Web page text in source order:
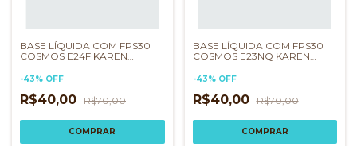
BASE LÍQUIDA COM FPS30
COSMOS E24F KAREN
-43% OFF
R$40,00 R$70,00
BASE LÍQUIDA COM FPS30
COSMOS E23NQ KAREN
-43% OFF
R$40,00 R$70,00